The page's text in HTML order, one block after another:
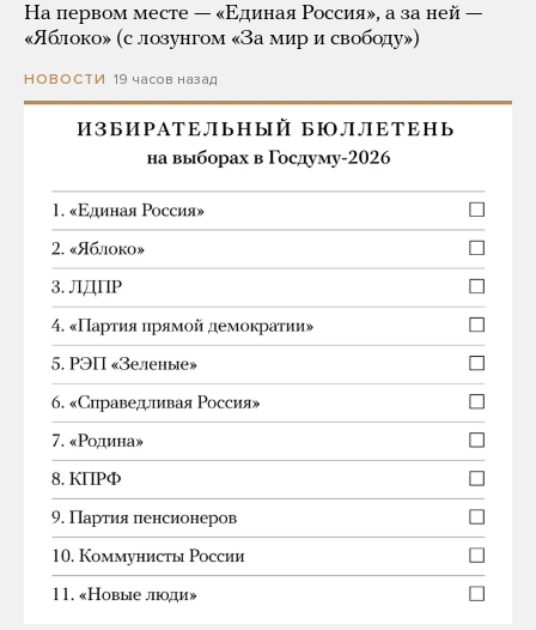
На первом месте — «Единая Россия», а за ней —
«Яблоко» (с лозунгом «За мир и свободу»)
НОВОСТИ 19 часов назад